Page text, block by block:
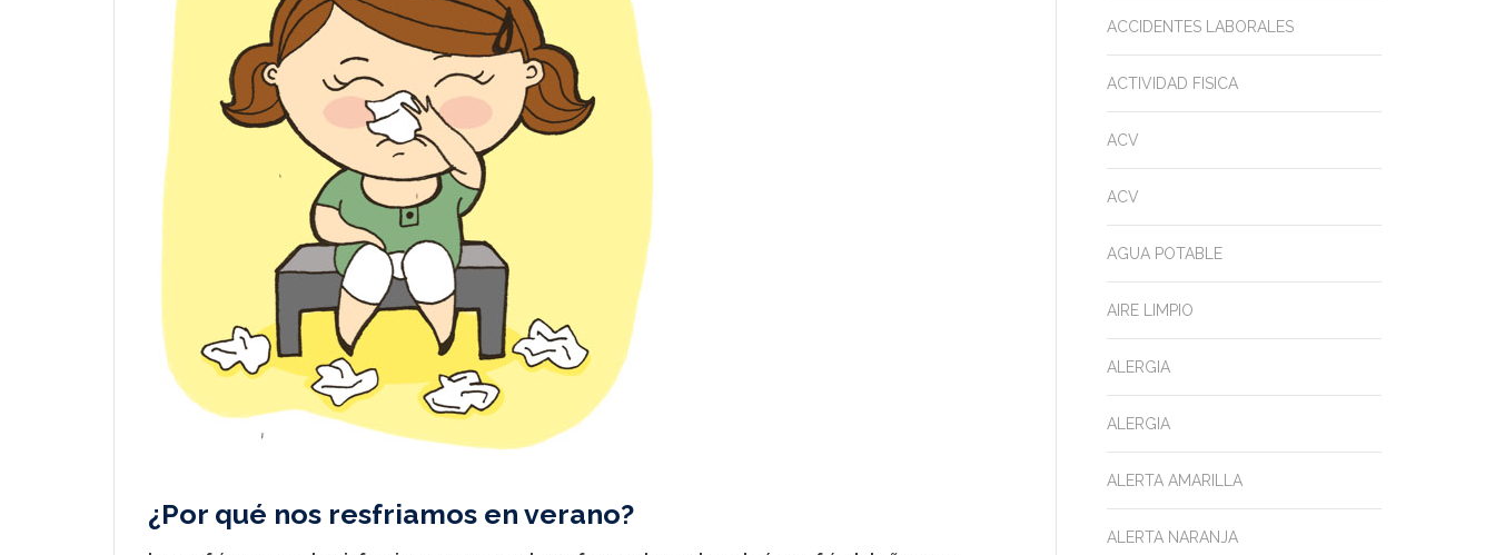
¿Por qué nos resfriamos en verano?
ACCIDENTES LABORALES
ACTIVIDAD FISICA
ACV
ACV
AGUA POTABLE
AIRE LIMPIO
ALERGIA
ALERGIA
ALERTA AMARILLA
ALERTA NARANJA